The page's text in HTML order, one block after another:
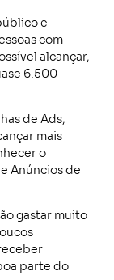
e
com
alcançar,
6.500
de Ads,
mais
o
Anúncios de
gastar muito
parte do